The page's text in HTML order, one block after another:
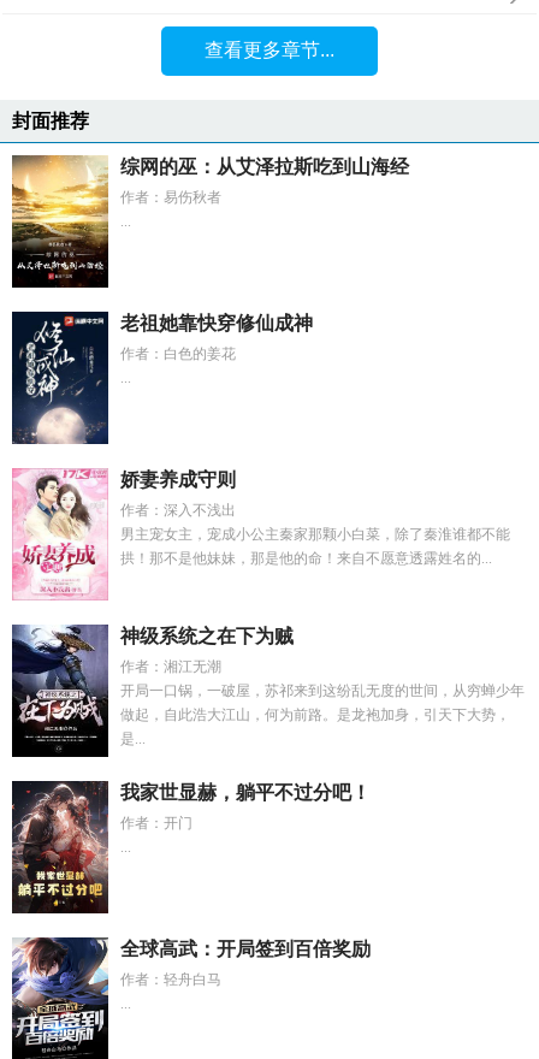
查看更多章节...
封面推荐
综网的巫：从艾泽拉斯吃到山海经
作者：易伤秋者
...
老祖她靠快穿修仙成神
作者：白色的姜花
...
娇妻养成守则
作者：深入不浅出
男主宠女主，宠成小公主秦家那颗小白菜，除了秦淮谁都不能
拱！那不是他妹妹，那是他的命！来自不愿意透露姓名的...
神级系统之在下为贼
作者：湘江无潮
开局一口锅，一破屋，苏祁来到这纷乱无度的世间，从穷蝉少年
做起，自此浩大江山，何为前路。是龙袍加身，引天下大势，
是...
我家世显赫，躺平不过分吧！
作者：开门
...
全球高武：开局签到百倍奖励
作者：轻舟白马
...